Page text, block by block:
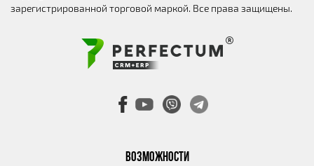
ВОЗМОЖНОСТИ
зарегистрированной торговой маркой. Все права защищены.